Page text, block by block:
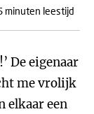
minuten leestijd
De eigenaar
me vrolijk
elkaar een